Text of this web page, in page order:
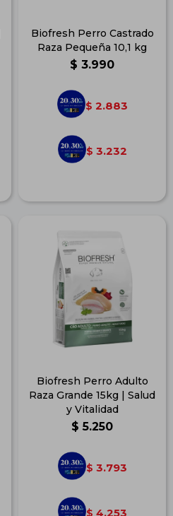
Biofresh Perro Castrado
Raza Pequeña 10,1 kg
$ 3.990
$ 2.883
$ 3.232
Biofresh Perro Adulto
Raza Grande 15kg | Salud
y Vitalidad
$ 5.250
$ 3.793
$ 4.253